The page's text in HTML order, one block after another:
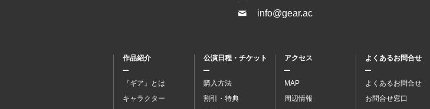
info@gear.ac
作品紹介
『ギア』とは
キャラクター
公演日程・チケット
購入方法
割引・特典
アクセス
MAP
周辺情報
よくあるお問合せ
よくあるお問合せ
お問合せ窓口